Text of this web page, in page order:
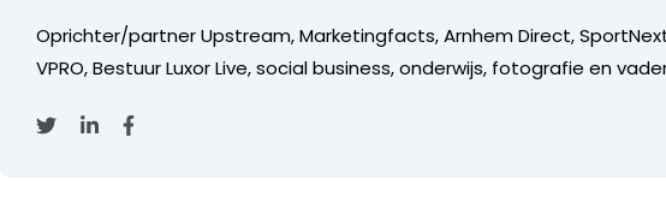
Oprichter/partner Upstream, Marketingfacts, Arnhem Direct,
VPRO, Bestuur Luxor Live, social business, onderwijs, fotografie en